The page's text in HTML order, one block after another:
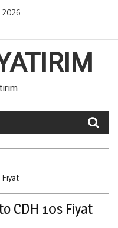
2026
Fiyat
CDH 10s Fiyat